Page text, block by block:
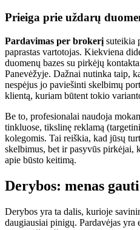
Prieiga prie uždarų
Pardavimas per brokerį suteikia
paprastas vartotojas. Kiekviena
duomenų bazes su pirkėjų
Panevėžyje. Dažnai nutinka taip,
nespėjus jo paviešinti skelbimų
klientą, kuriam būtent tokio
Be to, profesionalai naudoja
tinkluose, tikslinę reklamą
kolegomis. Tai reiškia, kad jūsų
skelbimus, bet ir pasyvūs pirkėjai,
apie būsto keitimą.
Derybos: menas
Derybos yra ta dalis, kurioje
daugiausiai pinigų. Pardavėjas yra